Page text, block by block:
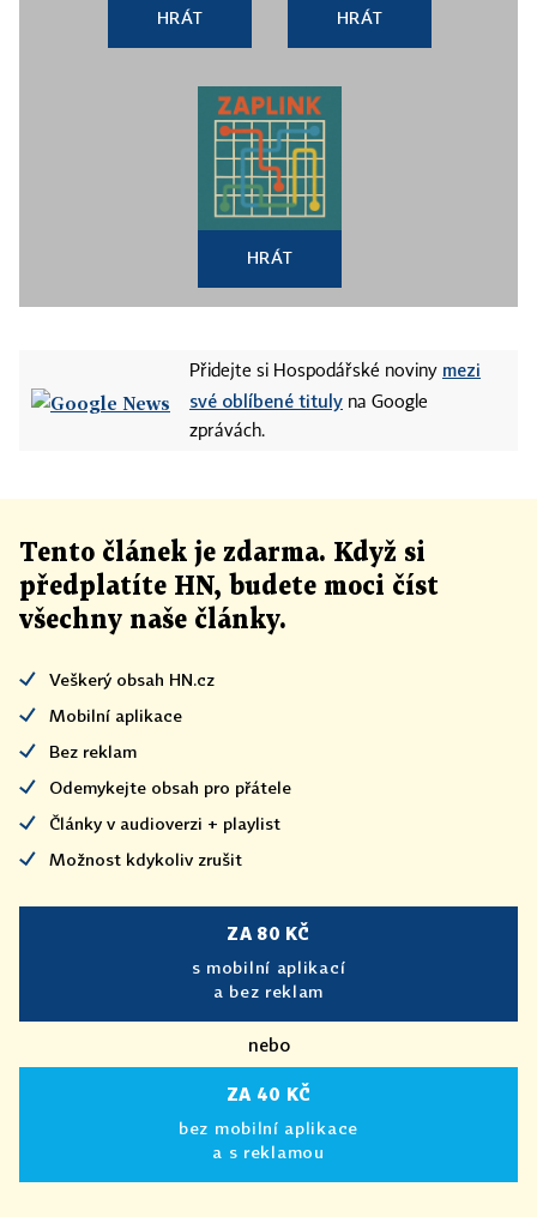
HRÁT HRÁT
HRÁT
Přidejte si Hospodářské noviny mezi
své oblíbené tituly na Google
zprávách.
Tento článek je zdarma. Když si
předplatíte HN, budete moci číst
všechny naše články.
Veškerý obsah HN.cz
Mobilní aplikace
Bez reklam
Odemykejte obsah pro přátele
Články v audioverzi + playlist
Možnost kdykoliv zrušit
ZA 80 KČ
s mobilní aplikací
a bez reklam
nebo
ZA 40 KČ
bez mobilní aplikace
a s reklamou